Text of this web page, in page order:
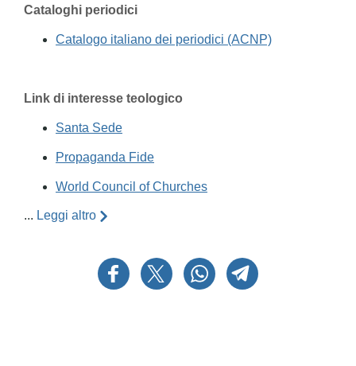
Cataloghi periodici
Catalogo italiano dei periodici (ACNP)
Link di interesse teologico
Santa Sede
Propaganda Fide
World Council of Churches
... Leggi altro